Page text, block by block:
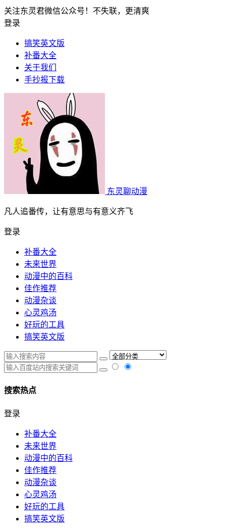
关注东灵君微信公众号！不失联，更清爽
登录
搞笑英文版
补番大全
关于我们
手抄报下载
东灵聊动漫
凡人追番传，让有意思与有意义齐飞
登录
补番大全
未来世界
动漫中的百科
佳作推荐
动漫杂谈
心灵鸡汤
好玩的工具
搞笑英文版
搜索热点
登录
补番大全
未来世界
动漫中的百科
佳作推荐
动漫杂谈
心灵鸡汤
好玩的工具
搞笑英文版